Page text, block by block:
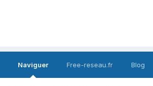
Naviguer Free-reseau.fr Blog